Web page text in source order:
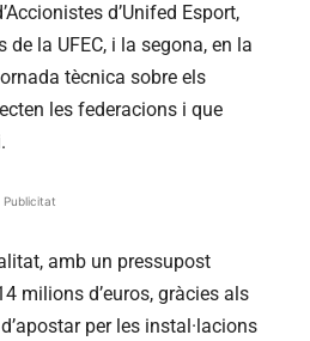
d’Unifed Esport,
de la UFEC, i la segona, en la
tècnica sobre els
les federacions i que
Publicitat
amb un pressupost
milions d’euros, gràcies als
per les instal·lacions